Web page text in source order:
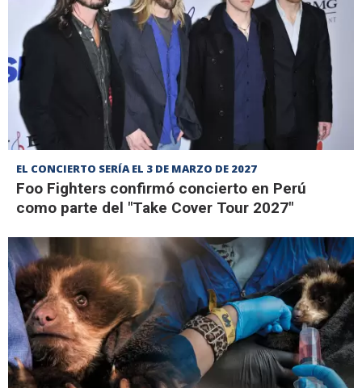
EL CONCIERTO SERÍA EL 3 DE MARZO DE 2027
Foo Fighters confirmó concierto en Perú
como parte del "Take Cover Tour 2027"